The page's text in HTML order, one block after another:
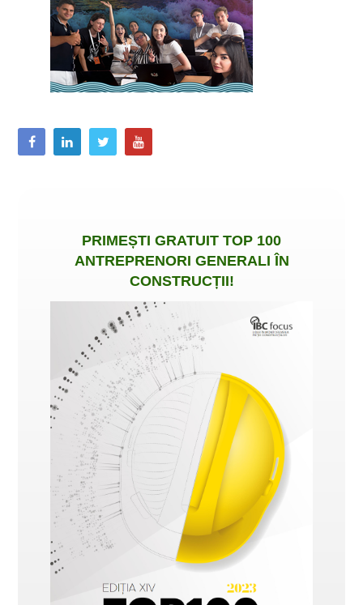
PRIMEȘTI GRATUIT TOP 100
ANTREPRENORI GENERALI ÎN
CONSTRUCȚII!